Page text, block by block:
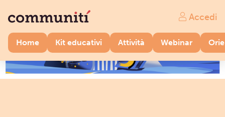
Home Kit educativi Attività Webinar
Accedi